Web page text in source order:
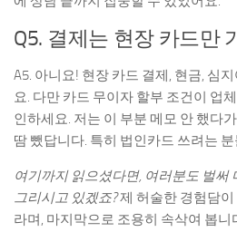
Q5. 결제는 현장 카드만
A5. 아니요! 현장 카드 결제, 현금, 심
요. 다만 카드 무이자 할부 조건이 업
인하세요. 저는 이 부분 메모 안 했다
땀 뺐답니다. 특히 법인카드 쓰려는
여기까지 읽으셨다면, 여러분도 벌써
그리시고 있겠죠?제 허술한 경험담
라며, 마지막으로 조용히 속삭여 봅니